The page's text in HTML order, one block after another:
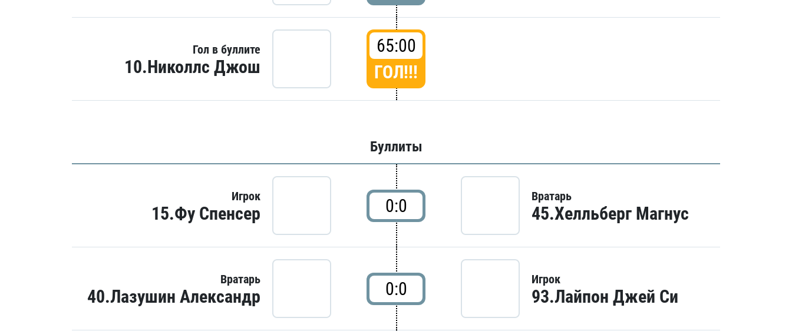
Гол в буллите
10.Николлс Джош
65:00
ГОЛ!!!
Буллиты
Игрок
15.Фу Спенсер 0:0 Вратарь
45.Хелльберг Магнус
Вратарь
40.Лазушин Александр 0:0 Игрок
93.Лайпон Джей Си